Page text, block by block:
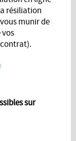
résiliation
munir de
contrat).
sur